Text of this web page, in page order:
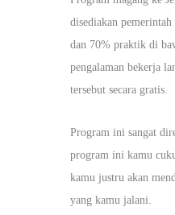
disediakan
dan 70% praktik di
pengalaman bekerja
tersebut secara gratis.
Program ini sangat
program ini kamu
kamu justru akan
yang kamu jalani.